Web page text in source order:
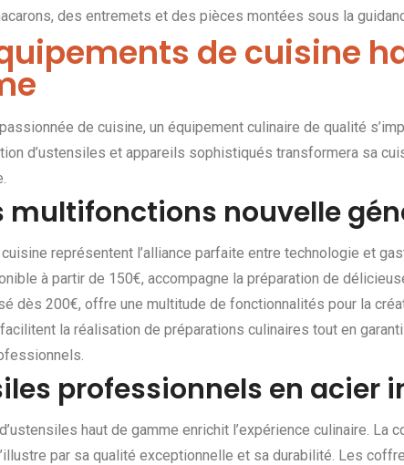
des entremets et des pièces montées sous la
de cuisine
de cuisine, un équipement culinaire de qualité
d’ustensiles et appareils sophistiqués transformera sa
multifonctions nouvelle
représentent l’alliance parfaite entre technologie et
à partir de 150€, accompagne la préparation de
dès 200€, offre une multitude de fonctionnalités pour la
la réalisation de préparations culinaires tout en
professionnels en acier
haut de gamme enrichit l’expérience culinaire. La
par sa qualité exceptionnelle et sa durabilité. Les